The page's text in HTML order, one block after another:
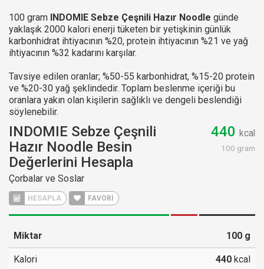
100 gram INDOMIE Sebze Çeşnili Hazır Noodle günde
yaklaşık 2000 kalori enerji tüketen bir yetişkinin günlük
karbonhidrat ihtiyacının %20, protein ihtiyacının %21 ve yağ
ihtiyacının %32 kadarını karşılar.
Tavsiye edilen oranlar; %50-55 karbonhidrat, %15-20 protein
ve %20-30 yağ şeklindedir. Toplam beslenme içeriği bu
oranlara yakın olan kişilerin sağlıklı ve dengeli beslendiği
söylenebilir.
INDOMIE Sebze Çeşnili
Hazır Noodle Besin
Değerlerini Hesapla
Çorbalar ve Soslar
HESAPLA FAVORİ
440 kcal
100 gram
Miktar 100 g
Kalori 440 kcal